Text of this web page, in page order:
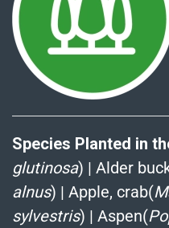
Species Planted in
glutinosa) | Alder
alnus) | Apple, crab(
sylvestris) | Aspen(